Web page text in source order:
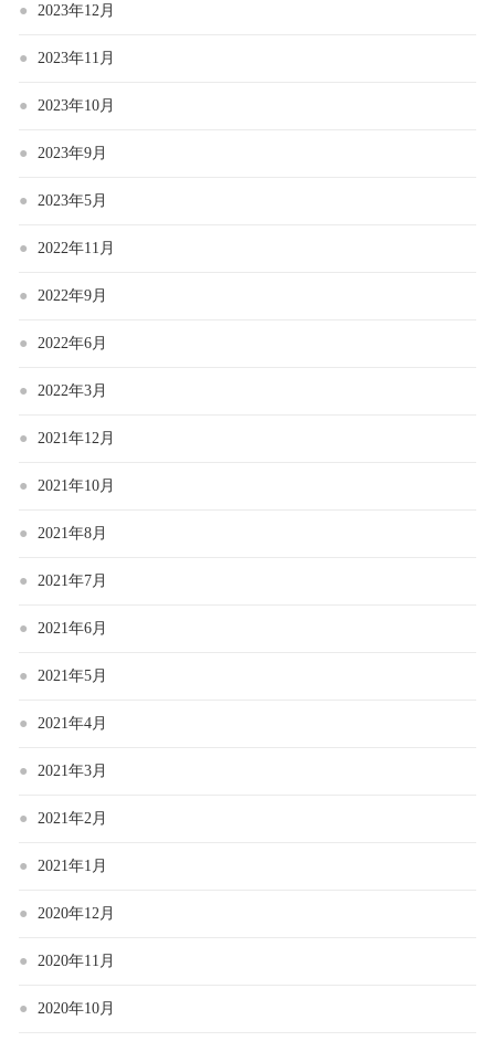
2023年12月
2023年11月
2023年10月
2023年9月
2023年5月
2022年11月
2022年9月
2022年6月
2022年3月
2021年12月
2021年10月
2021年8月
2021年7月
2021年6月
2021年5月
2021年4月
2021年3月
2021年2月
2021年1月
2020年12月
2020年11月
2020年10月